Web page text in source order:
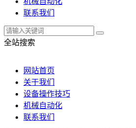
联系我们
全站搜索
网站首页
关于我们
设备操作技巧
机械自动化
联系我们